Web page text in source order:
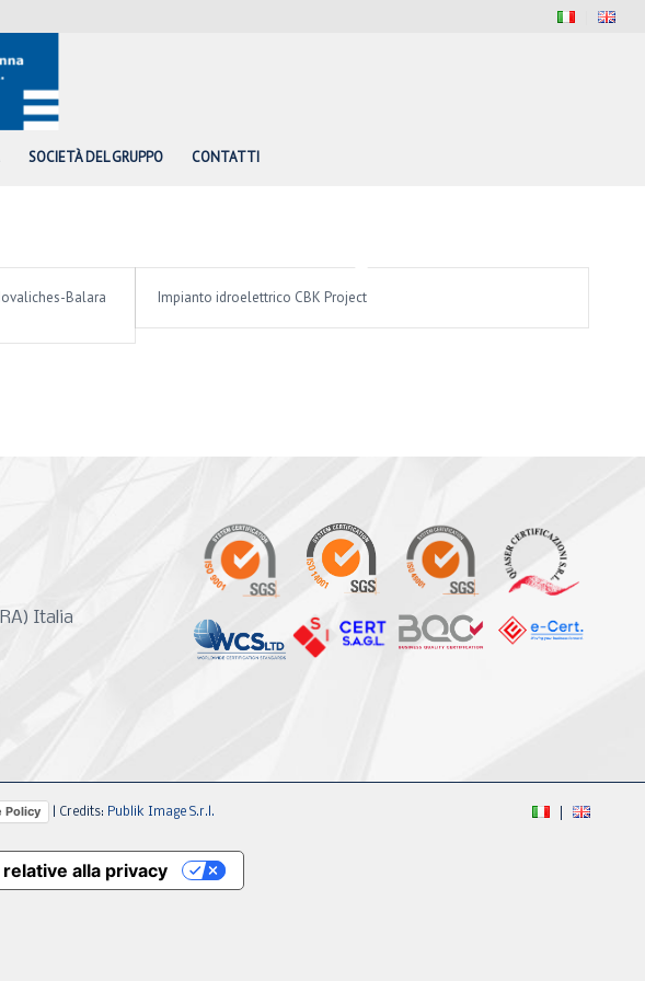
SOCIETÀ DEL GRUPPO CONTATTI
Balara
Impianto idroelettrico CBK Project
Italia
Policy | Credits: Publik Image S.r.l.
alla privacy